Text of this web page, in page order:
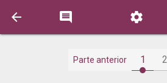
  
Parte anterior 1 2